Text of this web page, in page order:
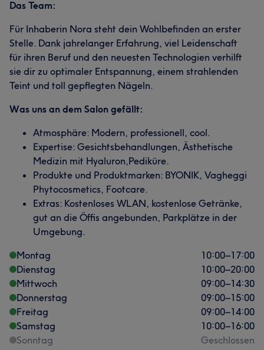
Das Team:
Für Inhaberin Nora steht dein Wohlbefinden an erster
Stelle. Dank jahrelanger Erfahrung, viel Leidenschaft
für ihren Beruf und den neuesten Technologien verhilft
sie dir zu optimaler Entspannung, einem strahlenden
Teint und toll gepflegten Nägeln.
Was uns an dem Salon gefällt:
Atmosphäre: Modern, professionell, cool.
Expertise: Gesichtsbehandlungen, Ästhetische
Medizin mit Hyaluron,Pediküre.
Produkte und Produktmarken: BYONIK, Vagheggi
Phytocosmetics, Footcare.
Extras: Kostenloses WLAN, kostenlose Getränke,
gut an die Öffis angebunden, Parkplätze in der
Umgebung.
Montag
10:00–17:00
Dienstag
10:00–20:00
Mittwoch
09:00–14:30
Donnerstag
09:00–15:00
Freitag
09:00–14:00
Samstag
10:00–16:00
Sonntag
Geschlossen